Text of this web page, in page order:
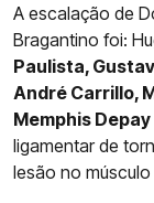
A escalação de
Bragantino foi:
Paulista,
André Carrillo,
Memphis
ligamentar de
lesão no